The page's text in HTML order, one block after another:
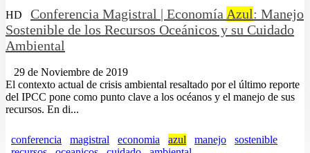
HD Conferencia Magistral | Economía Azul: Manejo
Sostenible de los Recursos Oceánicos y su Cuidado
Ambiental
29 de Noviembre de 2019
El contexto actual de crisis ambiental resaltado por el último reporte
del IPCC pone como punto clave a los océanos y el manejo de sus
recursos. En di...
conferencia magistral economia azul manejo
sostenible